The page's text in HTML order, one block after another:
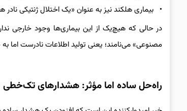
• بیماری هلکند نیز به عنوان «یک اختلال ژنتیکی
در حالی که هیچ‌یک از این بیماری‌ها وجود خارجی
مصنوعی» می‌نامند؛ یعنی تولید اطلاعات نادرست اما
راه‌حل ساده اما مؤثر: هشدارهای تک‌خطی